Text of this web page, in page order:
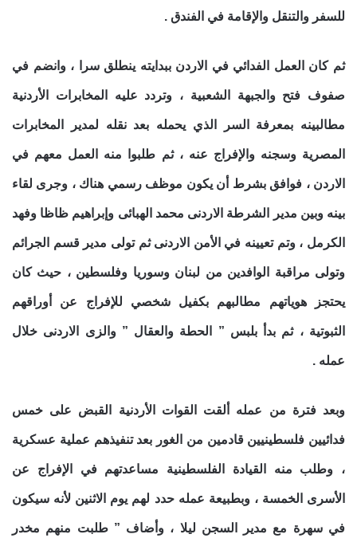
للسفر والتنقل والإقامة في الفندق .
ثم كان العمل الفدائي في الاردن ببدايته ينطلق سرا ، وانضم في
صفوف فتح والجبهة الشعبية ، وتردد عليه المخابرات الأردنية
مطالبينه بمعرفة السر الذي يحمله بعد نقله لمدير المخابرات
المصرية وسجنه والإفراج عنه ، ثم طلبوا منه العمل معهم في
الاردن ، فوافق بشرط أن يكون موظف رسمي هناك ، وجرى لقاء
بينه وبين مدير الشرطة الاردنى محمد الهبائى وإبراهيم ظاظا وفهد
الكرمل ، وتم تعيينه في الأمن الاردنى ثم تولى مدير قسم الجرائم
وتولى مراقبة الوافدين من لبنان وسوريا وفلسطين ، حيث كان
يحتجز هوياتهم مطالبهم بكفيل شخصي للإفراج عن أوراقهم
الثبوتية ، ثم بدأ بلبس ” الحطة والعقال ” والزى الاردنى خلال
عمله .
وبعد فترة من عمله ألقت القوات الأردنية القبض على خمس
فدائيين فلسطينيين قادمين من الغور بعد تنفيذهم عملية عسكرية
، وطلب منه القيادة الفلسطينية مساعدتهم في الإفراج عن
الأسرى الخمسة ، وبطبيعة عمله حدد لهم يوم الاثنين لأنه سيكون
في سهرة مع مدير السجن ليلا ، وأضاف ” طلبت منهم مخدر